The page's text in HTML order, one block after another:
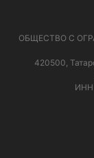
ОБЩЕСТВО С
420500,
ИНН